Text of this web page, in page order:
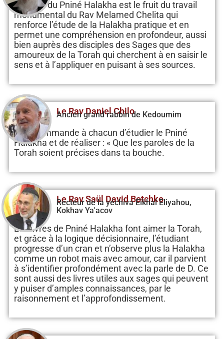
La série du Pniné Halakha est le fruit du travail
monumental du Rav Melamed Chelita qui
renforce l’étude de la Halakha pratique et en
permet une compréhension en profondeur, aussi
bien auprès des disciples des Sages que des
amoureux de la Torah qui cherchent à en saisir le
sens et à l’appliquer en puisant à ses sources.
Le Rav Daniel Chilo
Ancien grand rabbin de Kedoumim
Je recommande à chacun d’étudier le Pniné
Halakha et de réaliser : « Que les paroles de la
Torah soient précises dans ta bouche.
Le Rav Saül David Botchko
Recteur de la yéchiva Eikhal Eliyahou,
Kokhav Ya'acov
Les livres de Pniné Halakha font aimer la Torah,
et grâce à la logique décisionnaire, l’étudiant
progresse d’un cran et n’observe plus la Halakha
comme un robot mais avec amour, car il parvient
à s’identifier profondément avec la parle de D. Ce
sont aussi des livres utiles aux sages qui peuvent
y puiser d’amples connaissances, par le
raisonnement et l’approfondissement.